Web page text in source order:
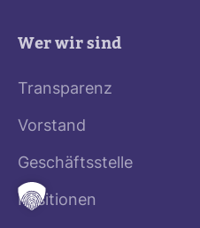
Wer wir sind
Transparenz
Vorstand
Geschäftsstelle
Positionen